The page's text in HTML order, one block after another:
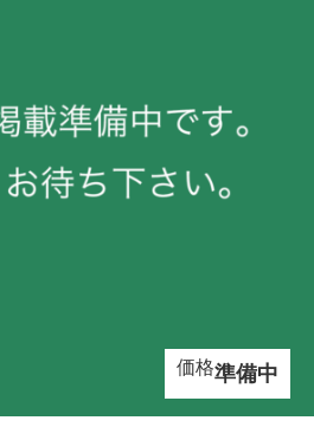
価格準備中